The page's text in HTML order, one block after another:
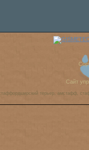
Сайт
терьер, амстафф,